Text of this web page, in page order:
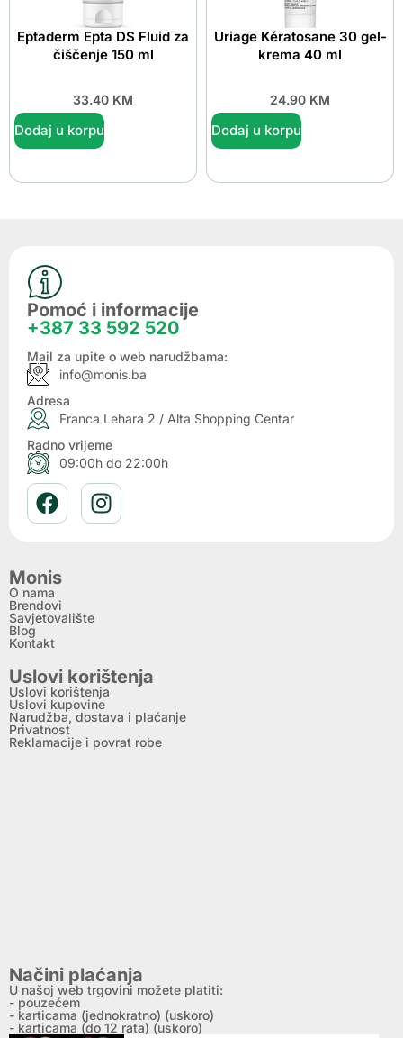
Eptaderm Epta DS Fluid za
čiščenje 150 ml
33.40 KM
Dodaj u korpu
Uriage Kératosane 30 gel-
krema 40 ml
24.90 KM
Dodaj u korpu
Pomoć i informacije
+387 33 592 520
Mail za upite o web narudžbama:
info@monis.ba
Adresa
Franca Lehara 2 / Alta Shopping Centar
Radno vrijeme
09:00h do 22:00h
Monis
O nama
Brendovi
Savjetovalište
Blog
Kontakt
Uslovi korištenja
Uslovi korištenja
Uslovi kupovine
Narudžba, dostava i plaćanje
Privatnost
Reklamacije i povrat robe
Načini plaćanja
U našoj web trgovini možete platiti:
- pouzećem
- karticama (jednokratno) (uskoro)
- karticama (do 12 rata) (uskoro)